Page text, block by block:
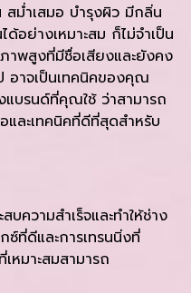
ม่ำเสมอ บำรุงผิว มีกลิ่น
อย่างเหมาะสม ก็ไม่จำเป็น
พสูงที่มีชื่อเสียงและยังคง
อาจเป็นเทคนิคของคุณ
แบรนด์ที่คุณใช้ ว่าสามารถ
และเทคนิคที่ดีที่สุดสำหรับ
ความสำเร็จและทำให้ช่าง
ซ์ที่ดีและการเทรนนิ่งที่
หมาะสมสามารถ